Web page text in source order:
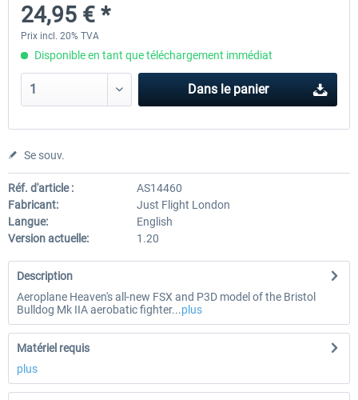
52,77 € *
24,95 € *
Prix incl. 20% TVA
Disponible en tant que téléchargement immédiat
Dans le panier
Se souv.
Réf. d'article :
AS14460
Fabricant:
Just Flight London
Langue:
English
Version actuelle:
1.20
Description
Aeroplane Heaven's all-new FSX and P3D model of the Bristol
Bulldog Mk IIA aerobatic fighter...plus
Matériel requis
plus